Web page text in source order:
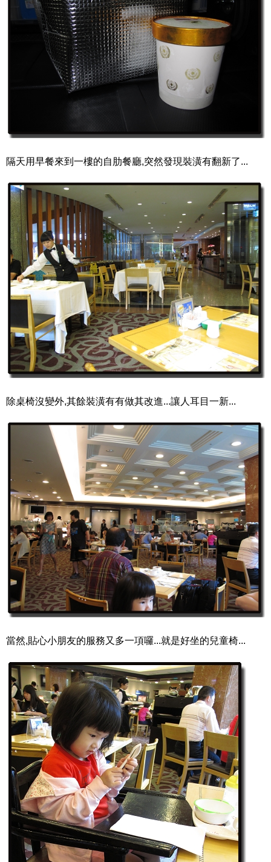
隔天用早餐來到一樓的自肋餐廳,突然發現裝潢有翻新了...
除桌椅沒變外,其餘裝潢有有做其改進...讓人耳目一新...
當然,貼心小朋友的服務又多一項囉...就是好坐的兒童椅...